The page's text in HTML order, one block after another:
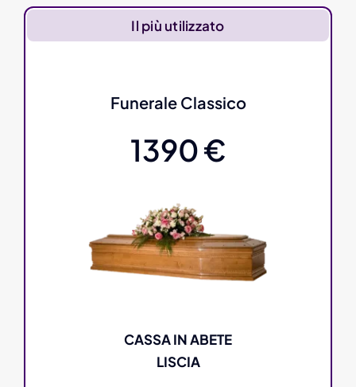
Il più utilizzato
Funerale Classico
1390 €
CASSA IN ABETE
LISCIA